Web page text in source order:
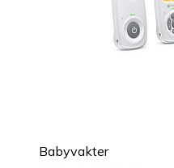
Babyvakter